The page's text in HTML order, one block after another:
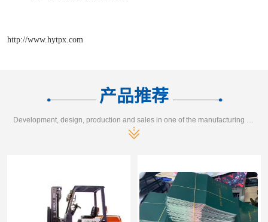
http://www.hytpx.com
产品推荐